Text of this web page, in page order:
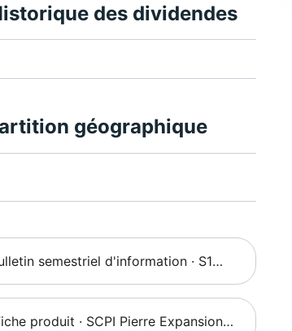
des dividendes
géographique
semestriel d'information · S1
· SCPI Pierre Expansion Santé
produit · SCPI Pierre Expansion